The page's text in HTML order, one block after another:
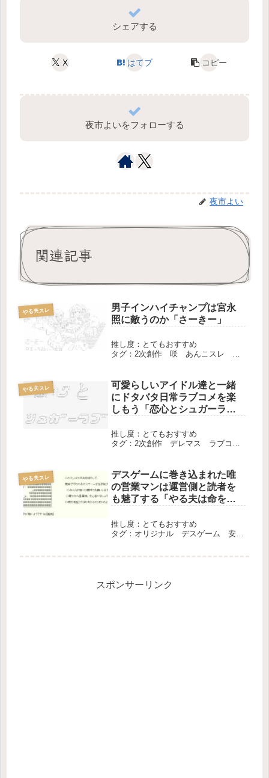
シェアする
X はてブ コピー
夜市よいをフォローする
夜市よい
関連記事
やる夫スレ
男子インハイチャンプは宮永
照に敵うのか「さーきー」
推し度：とてもおすすめ
タグ：2次創作 咲 あんこスレ 長
やる夫スレ
可愛らしいアイドル達と一緒
にドタバタ日常ラブコメを楽
しもう「恋心とシュガーラ
推し度：とてもおすすめ
タグ：2次創作 デレマス ラブコ
やる夫スレ
デスゲームに巻き込まれた唯
の営業マンは運営側と読者を
も魅了する「やる夫は命を的
推し度：とてもおすすめ
タグ：オリジナル デスゲーム 安価
スポンサーリンク